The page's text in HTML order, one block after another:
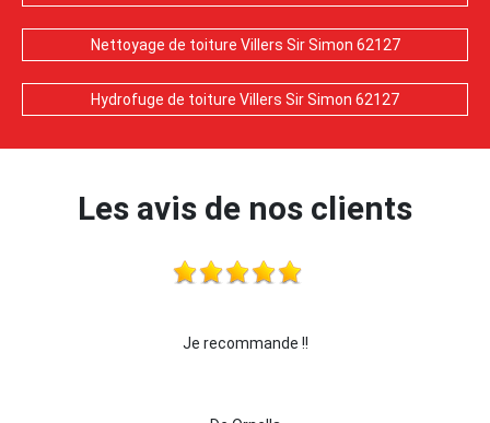
Nettoyage de toiture Villers Sir Simon 62127
Hydrofuge de toiture Villers Sir Simon 62127
Les avis de nos clients
je recommande cette